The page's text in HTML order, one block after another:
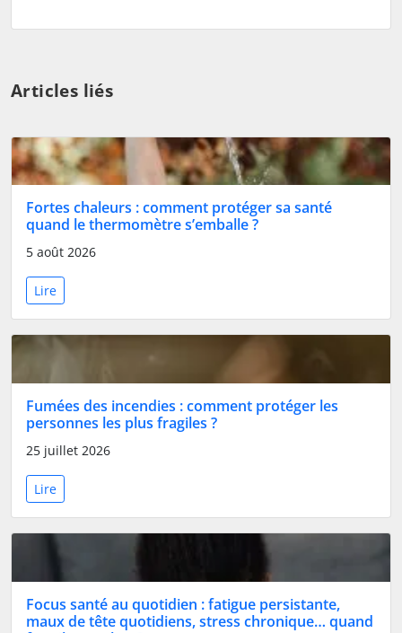
Articles liés
Fortes chaleurs : comment protéger sa santé
quand le thermomètre s’emballe ?
5 août 2026
Lire
Fumées des incendies : comment protéger les
personnes les plus fragiles ?
25 juillet 2026
Lire
Focus santé au quotidien : fatigue persistante,
maux de tête quotidiens, stress chronique… quand